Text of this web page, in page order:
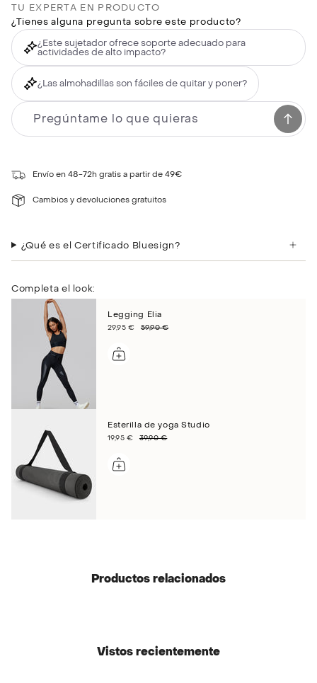
TU EXPERTA EN PRODUCTO
¿Tienes alguna pregunta sobre este producto?
¿Este sujetador ofrece soporte adecuado para
actividades de alto impacto?
¿Las almohadillas son fáciles de quitar y poner?
Envío en 48-72h gratis a partir de 49€
Cambios y devoluciones gratuitos
¿Qué es el Certificado Bluesign?
Completa el look:
Legging Elia
29,95 € 59,90 €
Esterilla de yoga Studio
19,95 € 39,90 €
Productos relacionados
Vistos recientemente